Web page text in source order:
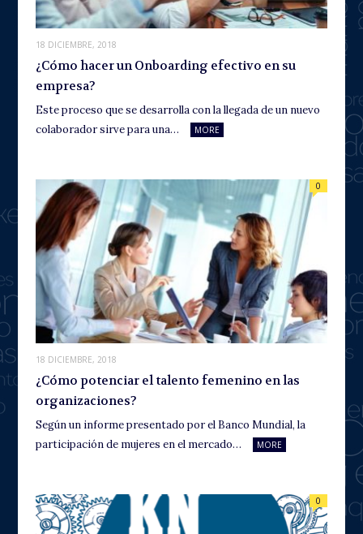
18 DICIEMBRE, 2018
¿Cómo hacer un Onboarding efectivo en su
empresa?
Este proceso que se desarrolla con la llegada de un nuevo
colaborador sirve para una…
MORE
18 DICIEMBRE, 2018
0
¿Cómo potenciar el talento femenino en las
organizaciones?
Según un informe presentado por el Banco Mundial, la
participación de mujeres en el mercado…
MORE
0